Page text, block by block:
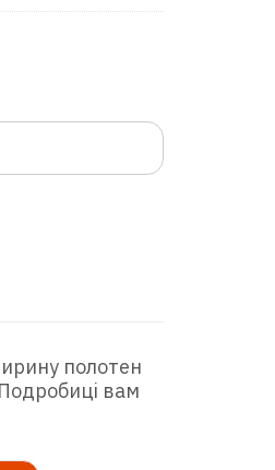
полотен
вам